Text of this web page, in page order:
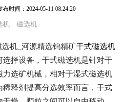
布时间： 2024-05-11 08:24:20
机 磁选机
机_河源精选钨精矿干式磁选机
择设备，干式磁选机是针对干
选矿机械，相对于湿式磁选机
释剂提高分选效率而言，干式